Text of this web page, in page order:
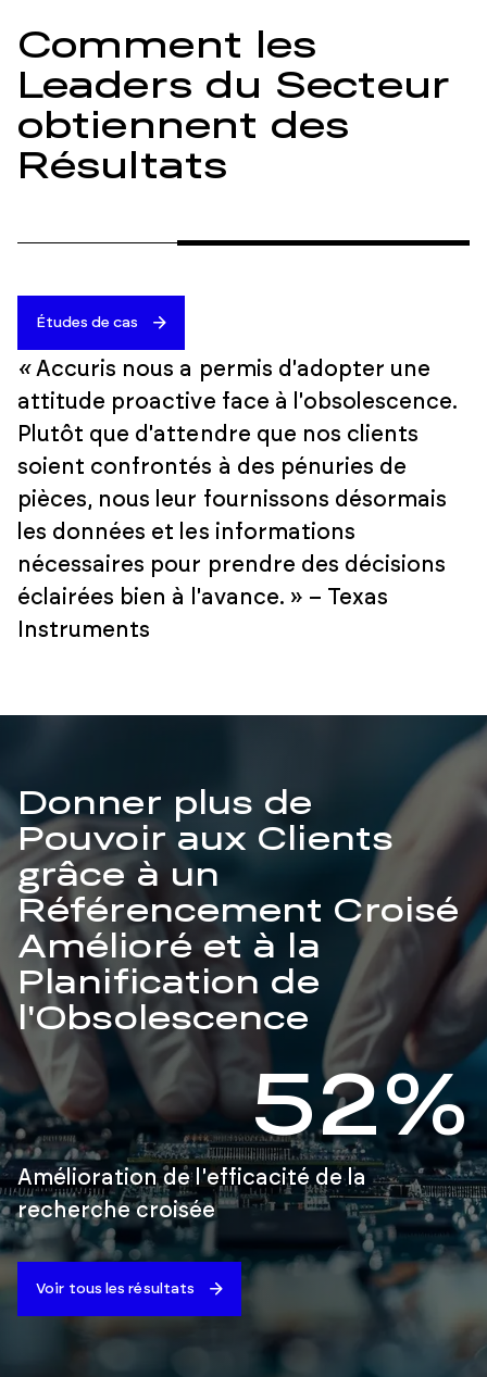
Comment les
Leaders du Secteur
obtiennent des
Résultats
Études de cas
«Accuris nous a permis d'adopter une
attitude proactive face à l'obsolescence.
Plutôt que d'attendre que nos clients
soient confrontés à des pénuries de
pièces, nous leur fournissons désormais
les données et les informations
nécessaires pour prendre des décisions
éclairées bien à l'avance. » – Texas
Instruments
Donner plus de
Pouvoir aux Clients
grâce à un
Référencement Croisé
Amélioré et à la
Planification de
l'Obsolescence
52%
Amélioration de l'efficacité de la
recherche croisée
Voir tous les résultats